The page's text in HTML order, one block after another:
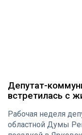
Депутат-
встретилась с
Рабочая неделя
областной Думы